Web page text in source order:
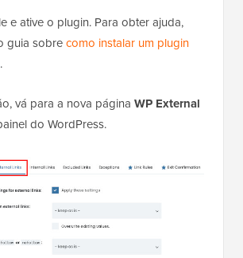
e ative o plugin. Para obter ajuda,
guia sobrecomo instalar um plugin
.
vá para a nova página WP External
do WordPress.